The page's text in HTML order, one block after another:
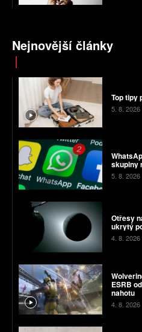
Nejnovější články
Top tipy
5. 8. 2026
skupiny
5. 8. 2026
Otřesy
ukrytý
4. 8. 2026
ESRB
nahotu
4. 8. 2026